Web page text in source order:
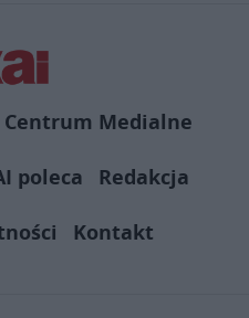
Centrum Medialne
poleca
Redakcja
Kontakt